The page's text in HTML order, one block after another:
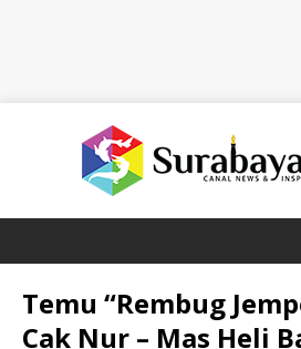
Temu “Rembug
Cak Nur – Mas Heli